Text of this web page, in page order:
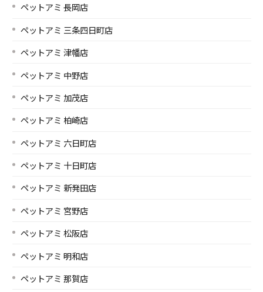
ペットアミ 長岡店
ペットアミ 三条四日町店
ペットアミ 津幡店
ペットアミ 中野店
ペットアミ 加茂店
ペットアミ 柏崎店
ペットアミ 六日町店
ペットアミ 十日町店
ペットアミ 新発田店
ペットアミ 宮野店
ペットアミ 松阪店
ペットアミ 明和店
ペットアミ 那賀店